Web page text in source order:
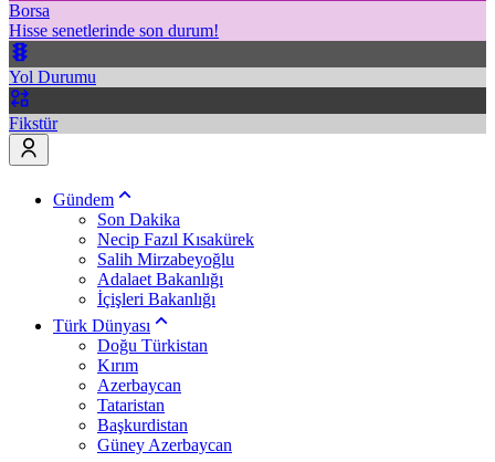
Borsa
Hisse senetlerinde son durum!
Yol Durumu
Fikstür
Gündem
Son Dakika
Necip Fazıl Kısakürek
Salih Mirzabeyoğlu
Adalaet Bakanlığı
İçişleri Bakanlığı
Türk Dünyası
Doğu Türkistan
Kırım
Azerbaycan
Tataristan
Başkurdistan
Güney Azerbaycan